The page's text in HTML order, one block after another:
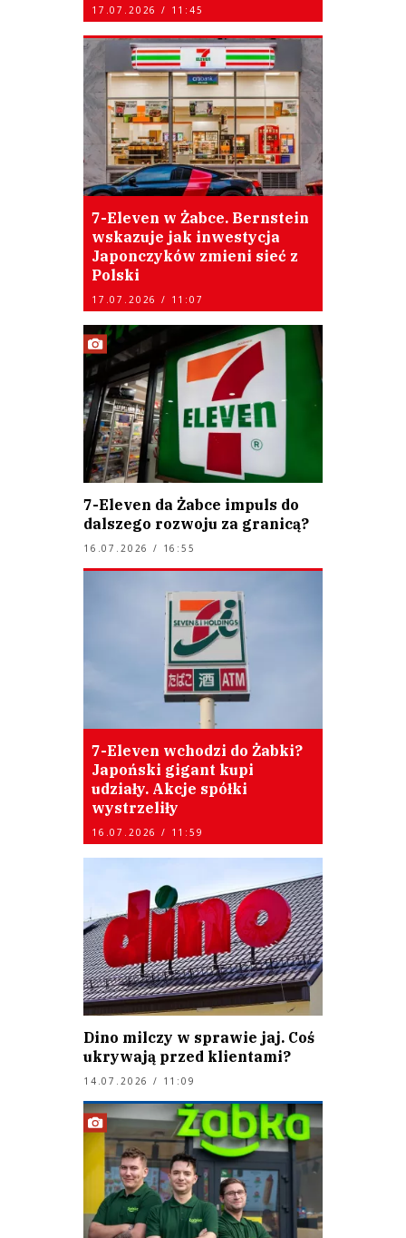
17.07.2026 / 11:45
7-Eleven w Żabce. Bernstein
wskazuje jak inwestycja
Japonczyków zmieni sieć z
Polski
17.07.2026 / 11:07
7-Eleven da Żabce impuls do
dalszego rozwoju za granicą?
16.07.2026 / 16:55
7-Eleven wchodzi do Żabki?
Japoński gigant kupi
udziały. Akcje spółki
wystrzeliły
16.07.2026 / 11:59
Dino milczy w sprawie jaj. Coś
ukrywają przed klientami?
14.07.2026 / 11:09